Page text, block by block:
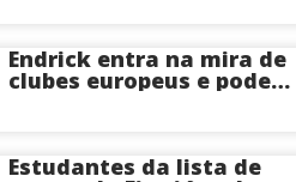
Endrick entra na mira de
clubes europeus e pode
Estudantes da lista de